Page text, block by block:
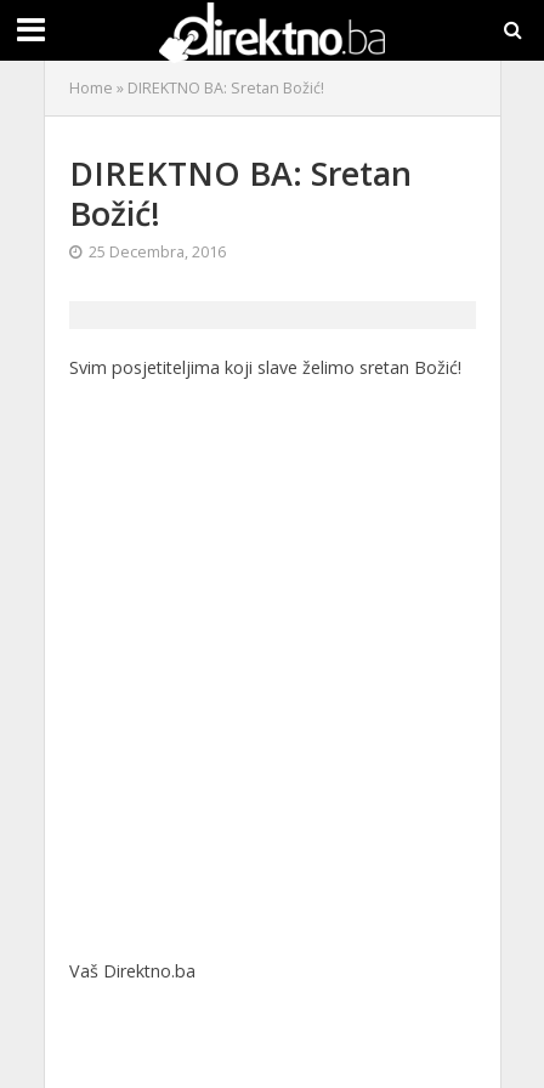
Home » DIREKTNO BA: Sretan Božić!
DIREKTNO BA: Sretan
Božić!
25 Decembra, 2016
Svim posjetiteljima koji slave želimo sretan Božić!
Vaš Direktno.ba